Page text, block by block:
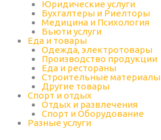
Юридические услуги
Бухгалтеры и Риелторы
Медицина и Психология
Бьюти услуги
Еда и товары
Одежда, электротовары
Производство продукции
Еда и рестораны
Строительные материалы
Другие товары
Спорт и отдых
Отдых и развлечения
Спорт и Оборудование
Разные услуги